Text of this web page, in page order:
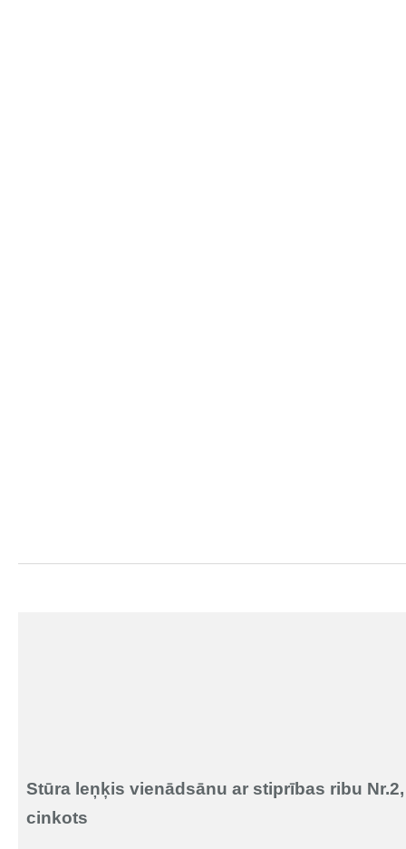
Stūra leņķis vienādsānu ar stiprības ribu Nr.2,
cinkots